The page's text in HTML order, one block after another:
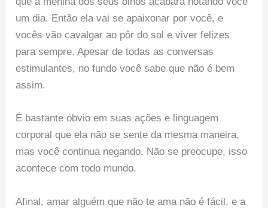
um dia. Então ela vai se apaixonar por você, e
vocês vão cavalgar ao pôr do sol e viver felizes
para sempre. Apesar de todas as conversas
estimulantes, no fundo você sabe que não é bem
assim.
É bastante óbvio em suas ações e linguagem
corporal que ela não se sente da mesma maneira,
mas você continua negando. Não se preocupe, isso
acontece com todo mundo.
Afinal, amar alguém que não te ama não é fácil, e a